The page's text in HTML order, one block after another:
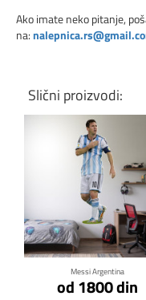
Ako imate neko pitanje,
na:
Slični proizvodi:
Messi Argentina
od 1800 din
Klikni za detalje